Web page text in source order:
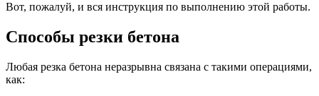
Вот, пожалуй, и вся инструкция по выполнению этой работы.
Способы резки бетона
Любая резка бетона неразрывна связана с такими операциями,
как: